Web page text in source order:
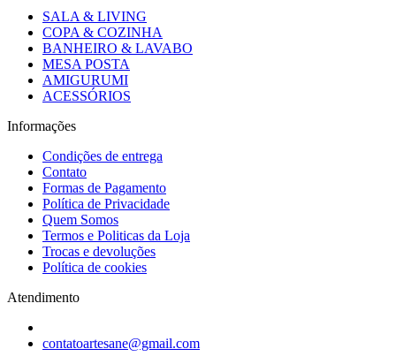
SALA & LIVING
COPA & COZINHA
BANHEIRO & LAVABO
MESA POSTA
AMIGURUMI
ACESSÓRIOS
Informações
Condições de entrega
Contato
Formas de Pagamento
Política de Privacidade
Quem Somos
Termos e Politicas da Loja
Trocas e devoluções
Política de cookies
Atendimento
contatoartesane@gmail.com